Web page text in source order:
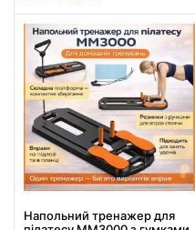
Напольний тренажер для